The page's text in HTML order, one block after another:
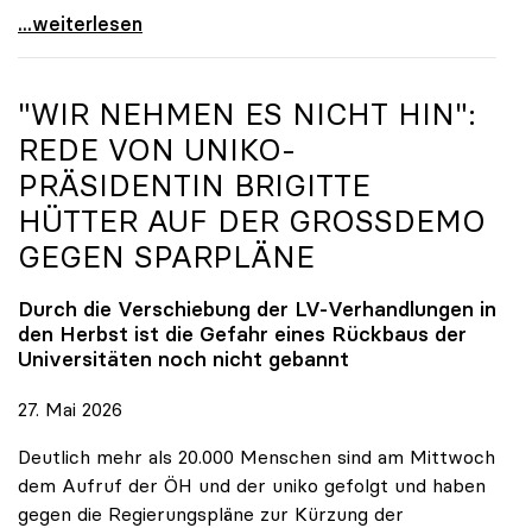
Holzleitner empfing uniko-Spitze zum Austausch
...weiterlesen
"WIR NEHMEN ES NICHT HIN":
REDE VON UNIKO-
PRÄSIDENTIN BRIGITTE
HÜTTER AUF DER GROSSDEMO G
EGEN SPARPLÄNE
Durch die Verschiebung der LV-Verhandlungen in
den Herbst ist die Gefahr eines Rückbaus der
Universitäten noch nicht gebannt
27. Mai 2026
Deutlich mehr als 20.000 Menschen sind am Mittwoch
dem Aufruf der ÖH und der uniko gefolgt und haben
gegen die Regierungspläne zur Kürzung der